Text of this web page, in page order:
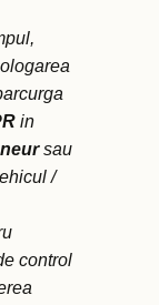
in
sau
/
control